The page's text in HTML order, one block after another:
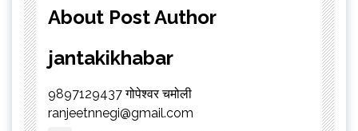
About Post Author
jantakikhabar
9897129437 गोपेश्वर चमोली
ranjeetnnegi@gmail.com